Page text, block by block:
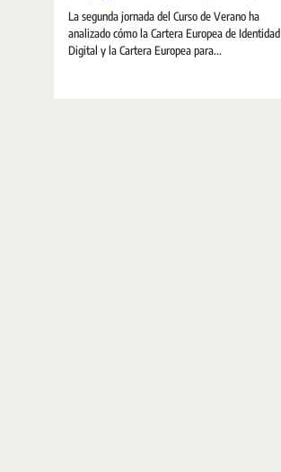
La segunda jornada del Curso de Verano ha
analizado cómo la Cartera Europea de Identidad
Digital y la Cartera Europea para...